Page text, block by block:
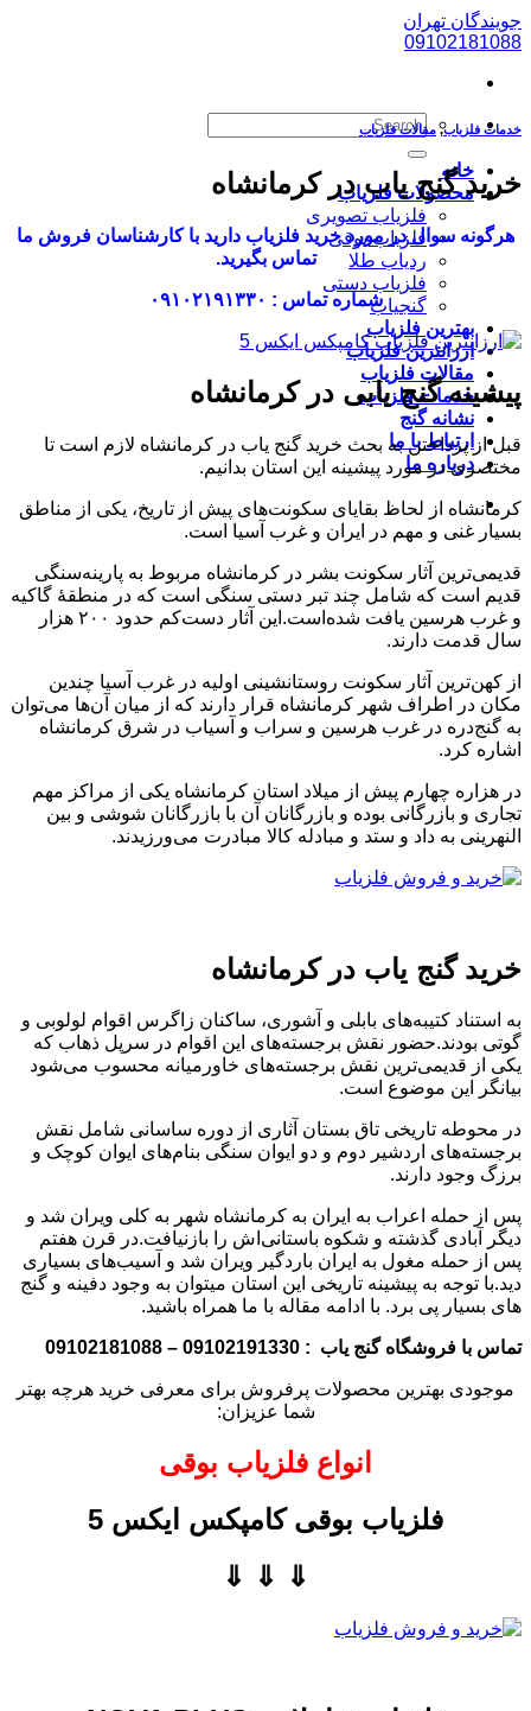
پرش
به
جویندگان تهران
09102181088
خانه
محصولات فلزیاب
فلزیاب تصویری
فلزیاب بوقی
ردیاب طلا
فلزیاب دستی
گنجیاب
بهترین فلزیاب
ارزانترین فلزیاب
مقالات فلزیاب
خدمات فلزیاب
نشانه گنج
ارتباط با ما
درباره ما
خدمات فلزیاب,مقالات فلزیاب
خرید گنج یاب در کرمانشاه
هرگونه سوال در مورد خرید فلزیاب دارید با کارشناسان فروش ما
تماس بگیرید.
شماره تماس : ۰۹۱۰۲۱۹۱۳۳۰
پیشینه گنج یابی در کرمانشاه
قبل از پرداختن به بحث خرید گنج یاب در کرمانشاه لازم است تا
مختصری در مورد پیشینه این استان بدانیم.
کرمانشاه از لحاظ بقایای سکونت‌های پیش از تاریخ، یکی از مناطق
بسیار غنی و مهم در ایران و غرب آسیا است.
قدیمی‌ترین آثار سکونت بشر در کرمانشاه مربوط به پارینه‌سنگی
قدیم است که شامل چند تبر دستی سنگی است که در منطقهٔ گاکیه
و غرب هرسین یافت شده‌است.این آثار دست‌کم حدود ۲۰۰ هزار
سال قدمت دارند.
از کهن‌ترین آثار سکونت روستانشینی اولیه در غرب آسیا چندین
مکان در اطراف شهر کرمانشاه قرار دارند که از میان آن‌ها می‌توان
به گنج‌دره در غرب هرسین و سراب و آسیاب در شرق کرمانشاه
اشاره کرد.
در هزاره چهارم پیش از میلاد استان کرمانشاه یکی از مراکز مهم
تجاری و بازرگانی بوده و بازرگانان آن با بازرگانان شوشی و بین
النهرینی به داد و ستد و مبادله کالا مبادرت می‌ورزیدند.
خرید گنج یاب در کرمانشاه
به استناد کتیبه‌های بابلی و آشوری، ساکنان زاگرس اقوام لولوبی و
گوتی بودند.حضور نقش برجسته‌های این اقوام در سرپل ذهاب که
یکی از قدیمی‌ترین نقش برجسته‌های خاورمیانه محسوب می‌شود
بیانگر این موضوع است.
در محوطه تاریخی تاق بستان آثاری از دوره ساسانی شامل نقش
برجسته‌های اردشیر دوم و دو ایوان سنگی بنام‌های ایوان کوچک و
برزگ وجود دارند.
پس از حمله اعراب به ایران به کرمانشاه شهر به کلی ویران شد و
دیگر آبادی گذشته و شکوه باستانی‌اش را بازنیافت.در قرن هفتم
پس از حمله مغول به ایران باردگیر ویران شد و آسیب‌های بسیاری
دید.با توجه به پیشینه تاریخی این استان میتوان به وجود دفینه و گنج
های بسیار پی برد. با ادامه مقاله با ما همراه باشید.
تماس با فروشگاه گنج یاب : 09102191330 – 09102181088
موجودی بهترین محصولات پرفروش برای معرفی خرید هرچه بهتر
شما عزیزان:
انواع فلزیاب بوقی
فلزیاب بوقی کامپکس ایکس 5
⇓ ⇓ ⇓